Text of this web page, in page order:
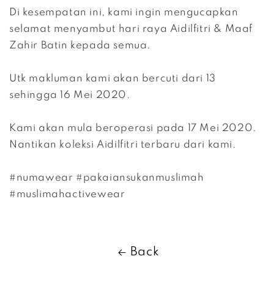
Di kesempatan ini, kami ingin mengucapkan
selamat menyambut hari raya Aidilfitri & Maaf
Zahir Batin kepada semua.
Utk makluman kami akan bercuti dari 13
sehingga 16 Mei 2020.
Kami akan mula beroperasi pada 17 Mei 2020.
Nantikan koleksi Aidilfitri terbaru dari kami.
#numawear #pakaiansukanmuslimah
#muslimahactivewear
Back